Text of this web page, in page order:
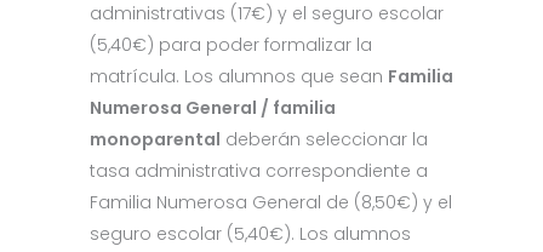
administrativas (17€) y el seguro escolar
(5,40€) para poder formalizar la
matrícula. Los alumnos que sean Familia
Numerosa General / familia
monoparental deberán seleccionar la
tasa administrativa correspondiente a
Familia Numerosa General de (8,50€) y el
seguro escolar (5,40€). Los alumnos